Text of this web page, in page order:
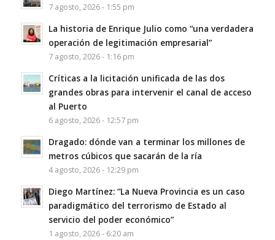
7 agosto, 2026 - 1:55 pm
La historia de Enrique Julio como “una verdadera
operación de legitimación empresarial”
7 agosto, 2026 - 1:16 pm
Críticas a la licitación unificada de las dos
grandes obras para intervenir el canal de acceso
al Puerto
6 agosto, 2026 - 12:57 pm
Dragado: dónde van a terminar los millones de
metros cúbicos que sacarán de la ría
4 agosto, 2026 - 12:29 pm
Diego Martínez: “La Nueva Provincia es un caso
paradigmático del terrorismo de Estado al
servicio del poder económico”
1 agosto, 2026 - 6:20 am